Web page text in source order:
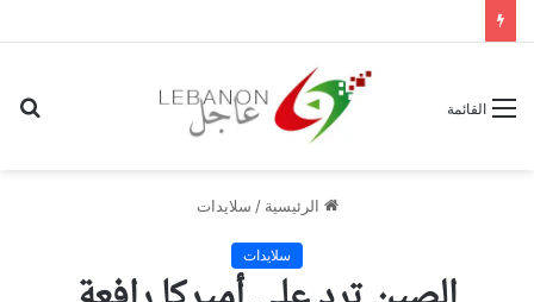
القائمة
الرئيسية / سلايدات
سلايدات